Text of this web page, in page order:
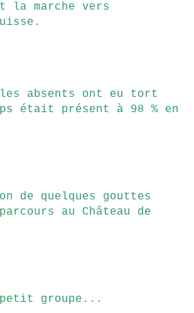
la marche vers
les absents ont eu tort
était présent à 98 % en
de quelques gouttes
au Château de
petit groupe...